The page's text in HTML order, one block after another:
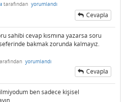
tarafından yorumlandı
Cevapla
sahibi cevap kısmına yazarsa soru
bakmak zorunda kalmayız.
yorumlandı
Cevapla
ben sadece kişisel